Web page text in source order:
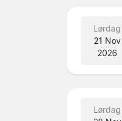
Lørdag
21 Nov
2026
Lørdag